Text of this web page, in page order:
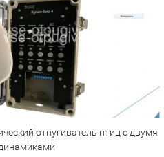
отпугиватель птиц с двумя